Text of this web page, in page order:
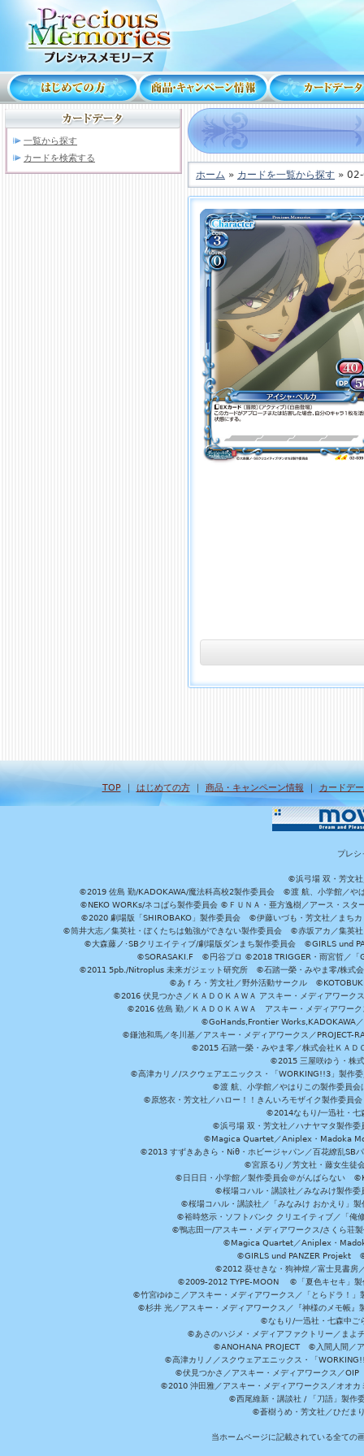
一覧から探す
カードを検索する
ホーム » カードを一覧から探す »
TOP｜ はじめての方｜ 商品・キャンペーン情報 ｜ カードデ
プレシ
©浜弓場 双・芳文社
©2019 佐島 勤/KADOKAWA/魔法科高校2製作委員会 ©渡 航、小学館／や
©NEKO WORKs/ネコぱら製作委員会 ©ＦＵＮＡ・亜方逸樹／アース・ス
©2020 劇場版「SHIROBAKO」製作委員会 ©伊藤いづも・芳文社／まち
©筒井大志／集英社・ぼくたちは勉強ができない製作委員会 ©赤坂アカ／集英
©大森藤ノ･SBクリエイティブ/劇場版ダンまち製作委員会 ©GIRLS und
©SORASAKI.F ©円谷プロ ©2018 TRIGGER・雨宮哲／
©2011 5pb./Nitroplus 未来ガジェット研究所 ©石踏一榮・みやま零/株式
©あｆろ・芳文社／野外活動サークル
©2016 伏見つかさ／ＫＡＤＯＫＡＷＡ アスキー・メディアワー
©2016 佐島 勤／ＫＡＤＯＫＡＷＡ アスキー・メディアワ
©GoHands,Frontier Works,KADOKAWA
©鎌池和馬／冬川基／アスキー・メディアワークス／
©2015 石踏一榮・みやま零／株式会社ＫＡＤ
©2015 三屋咲ゆう・株
©高津カリノ/スクウェアエニックス・「WORKING!!3」製作
©渡 航、小学館／やはりこの製作委員
©原悠衣・芳文社／ハロー！！きんいろモザイク製作委員
©2014なもり/一迅社・
©浜弓場 双・芳文社／ハナヤマタ製作
©Magica Quartet／Aniplex・Madoka
©2013 すずきあきら・Niθ・ホビージャパン／百花繚乱
©宮原るり／芳文社・藤女生徒
©日日日・小学館／製作委員会＠がんばらない
©桜場コハル・講談社／みなみけ製作
©桜場コハル・講談社／「みなみけ おかえり」
©裕時悠示・ソフトバンク クリエイティブ／「
©鴨志田一/アスキー・メディアワークス/さく
©Magica Quartet／Aniplex・
©GIRLS und PANZER Projekt ©
©2012 葵せきな・狗神煌／富士見書
©2009-2012 TYPE-MOON ©「夏色キセキ」製
©竹宮ゆゆこ／アスキー・メディアワークス／「とらドラ！
©杉井 光／アスキー・メディアワークス／『神様のメモ帳
©なもり/一迅社・七森中
©あさのハジメ・メディアファクトリー／ま
©ANOHANA PROJECT ©入間人間／ア
©高津カリノ／スクウェアエニックス・「
©伏見つかさ／アスキー・メディアワークス／
©2010 沖田雅／アスキー・メディアワークス／オオ
©西尾維新・講談社 / 「刀語」製作
©蒼樹うめ・芳文社／ひだま
当ホームページに記載されている全ての